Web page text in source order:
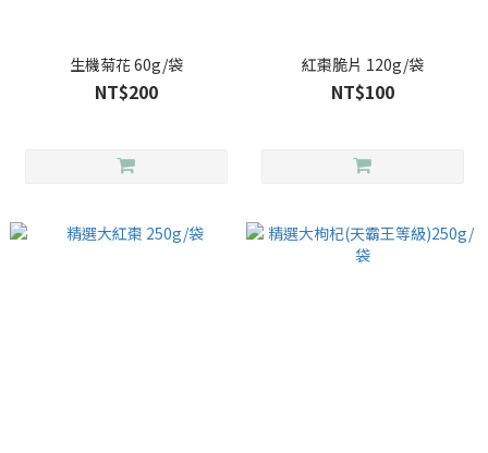
生機菊花 60g/袋
NT$200
紅棗脆片 120g/袋
NT$100